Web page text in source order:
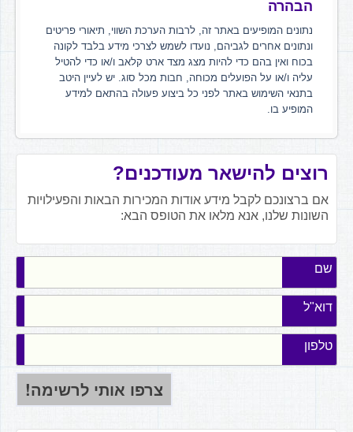
הבהרה
נתונים המופיעים באתר זה, לרבות הערכת השווי, תיאורי פריטים
ונתונים אחרים לגביהם, נועדו לשמש לצרכי מידע בלבד לקונה
בכוח ואין בהם כדי להיות מצג מצד ארט קלאב ו/או כדי להטיל
עליה ו/או על הפועלים מכוחה, חבות מכל סוג. יש לעיין היטב
בתנאי השימוש באתר לפני כל ביצוע פעולה בהתאם למידע
המופיע בו.
רוצים להישאר מעודכנים?
אם ברצונכם לקבל מידע אודות המכירות הבאות והפעילויות
השונות שלנו, אנא מלאו את הטופס הבא:
שם
דוא"ל
טלפון